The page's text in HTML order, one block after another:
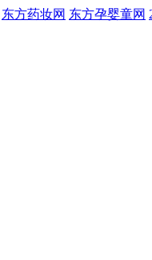
东方药妆网 东方孕婴童网